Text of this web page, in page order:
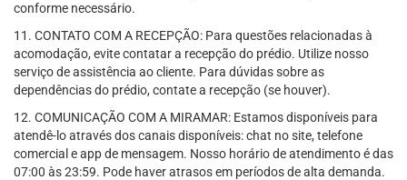
conforme necessário.
11. CONTATO COM A RECEPÇÃO: Para questões relacionadas à
acomodação, evite contatar a recepção do prédio. Utilize nosso
serviço de assistência ao cliente. Para dúvidas sobre as
dependências do prédio, contate a recepção (se houver).
12. COMUNICAÇÃO COM A MIRAMAR: Estamos disponíveis para
atendê-lo através dos canais disponíveis: chat no site, telefone
comercial e app de mensagem. Nosso horário de atendimento é das
07:00 às 23:59. Pode haver atrasos em períodos de alta demanda.